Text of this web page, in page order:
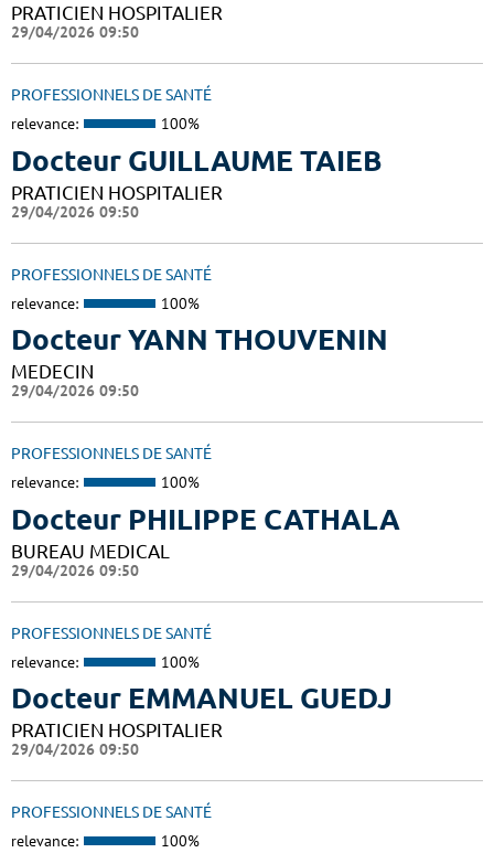
PRATICIEN HOSPITALIER
29/04/2026 09:50
PROFESSIONNELS DE SANTÉ
relevance: 100%
Docteur GUILLAUME TAIEB
PRATICIEN HOSPITALIER
29/04/2026 09:50
PROFESSIONNELS DE SANTÉ
relevance: 100%
Docteur YANN THOUVENIN
MEDECIN
29/04/2026 09:50
PROFESSIONNELS DE SANTÉ
relevance: 100%
Docteur PHILIPPE CATHALA
BUREAU MEDICAL
29/04/2026 09:50
PROFESSIONNELS DE SANTÉ
relevance: 100%
Docteur EMMANUEL GUEDJ
PRATICIEN HOSPITALIER
29/04/2026 09:50
PROFESSIONNELS DE SANTÉ
relevance: 100%